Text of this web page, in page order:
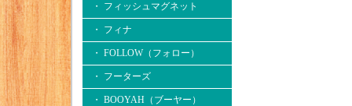
・ フィッシュマグネット
・ フィナ
・ FOLLOW（フォロー）
・ フーターズ
・ BOOYAH（ブーヤー）